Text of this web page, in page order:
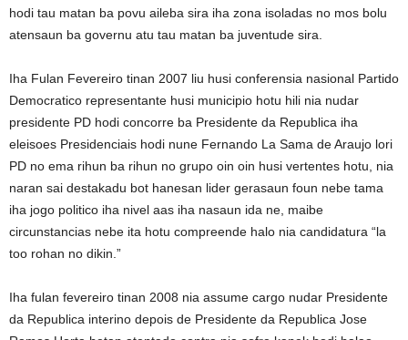
hodi tau matan ba povu aileba sira iha zona isoladas no mos bolu
atensaun ba governu atu tau matan ba juventude sira.
Iha Fulan Fevereiro tinan 2007 liu husi conferensia nasional Partido
Democratico representante husi municipio hotu hili nia nudar
presidente PD hodi concorre ba Presidente da Republica iha
eleisoes Presidenciais hodi nune Fernando La Sama de Araujo lori
PD no ema rihun ba rihun no grupo oin oin husi vertentes hotu, nia
naran sai destakadu bot hanesan lider gerasaun foun nebe tama
iha jogo politico iha nivel aas iha nasaun ida ne, maibe
circunstancias nebe ita hotu compreende halo nia candidatura “la
too rohan no dikin.”
Iha fulan fevereiro tinan 2008 nia assume cargo nudar Presidente
da Republica interino depois de Presidente da Republica Jose